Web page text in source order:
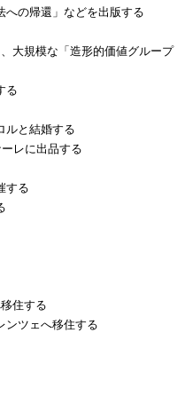
の帰還」などを出版する
大規模な「造形的価値グループ
る
ルと結婚する
レに出品する
する
住する
ツェへ移住する